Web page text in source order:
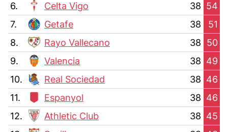
6.
Celta Vigo 38 54
7.
Getafe 38
51
8.
Rayo Vallecano 38
50
9.
Valencia 38 49
10.
Real Sociedad 38 46
11.
Espanyol 38 46
12.
Athletic Club 38 45